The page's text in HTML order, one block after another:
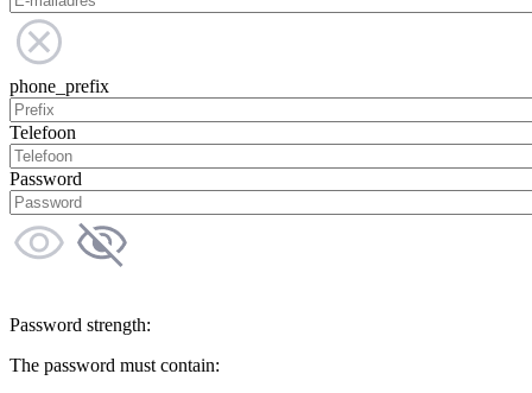
phone_prefix
Telefoon
Password
Password strength:
The password must contain: